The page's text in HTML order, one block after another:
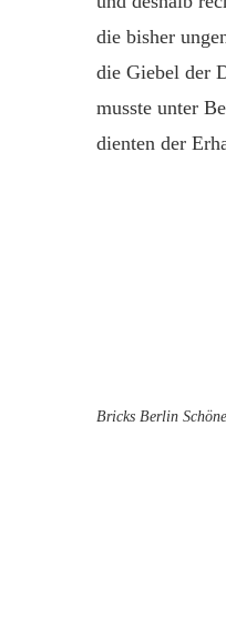
die bisher
die Giebel der
musste unter
dienten der
Bricks Berlin